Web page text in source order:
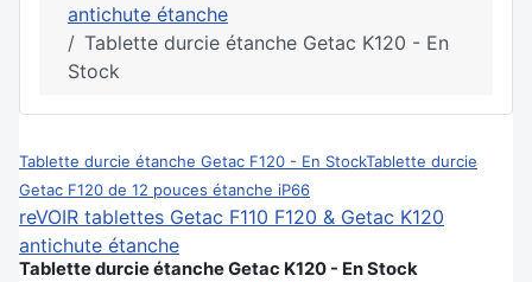
antichute étanche
Tablette durcie étanche Getac K120 - En
Stock
Tablette durcie étanche Getac F120 - En StockTablette durcie
Getac F120 de 12 pouces étanche iP66
reVOIR tablettes Getac F110 F120 & Getac K120
antichute étanche
Tablette durcie étanche Getac K120 - En Stock